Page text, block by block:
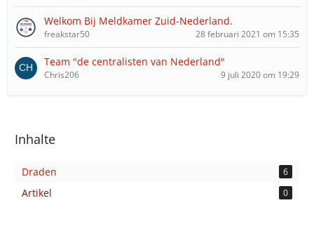
Welkom Bij Meldkamer Zuid-Nederland.
freakstar50 28 februari 2021 om 15:35
Team "de centralisten van Nederland"
Chris206 9 juli 2020 om 19:29
Inhalte
Draden 6
Artikel 0